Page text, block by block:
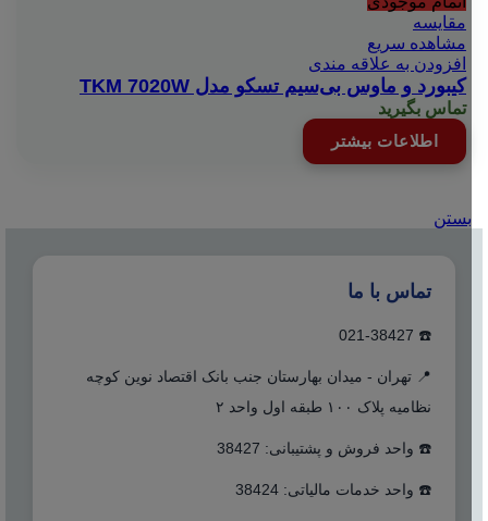
مقایسه
مشاهده سریع
افزودن به علاقه مندی
کیبورد و ماوس بی‌سیم تسکو مدل TKM 7020W
تماس بگیرید
اطلاعات بیشتر
بستن
تماس با ما
☎️ 021-38427
📍 تهران - میدان بهارستان جنب بانک اقتصاد نوین کوچه
نظامیه پلاک ۱۰۰ طبقه اول واحد ۲
☎️ واحد فروش و پشتیبانی: 38427
☎️ واحد خدمات مالیاتی: 38424